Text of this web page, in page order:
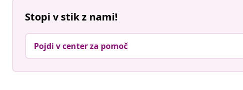
Stopi v stik z nami!
Pojdi v center za pomoč